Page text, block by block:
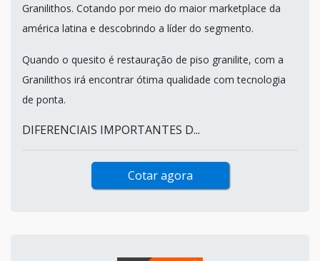
Granilithos. Cotando por meio do maior marketplace da
américa latina e descobrindo a líder do segmento.
Quando o quesito é restauração de piso granilite, com a
Granilithos irá encontrar ótima qualidade com tecnologia
de ponta.
DIFERENCIAIS IMPORTANTES D...
Cotar agora